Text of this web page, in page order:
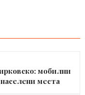
мобилни
места